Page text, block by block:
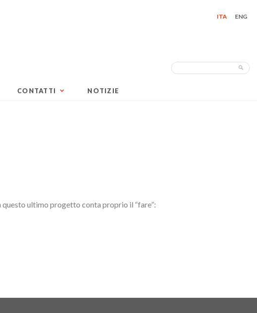
ITA ENG
CONTATTI NOTIZIE
Search
questo ultimo progetto conta proprio il “fare”: